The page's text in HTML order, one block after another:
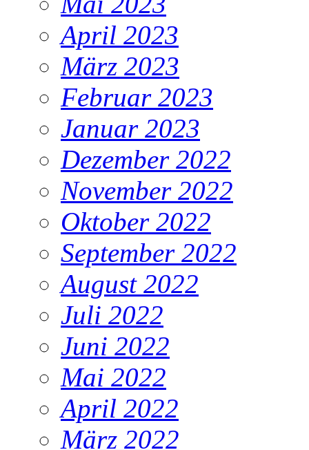
April 2023
März 2023
Februar 2023
Januar 2023
Dezember 2022
November 2022
Oktober 2022
September 2022
August 2022
Juli 2022
Juni 2022
Mai 2022
April 2022
März 2022